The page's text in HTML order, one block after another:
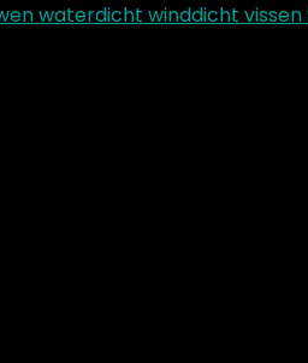
waterdicht winddicht